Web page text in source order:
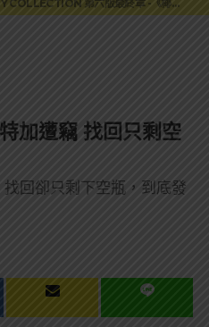
麥卡倫 THE HARMONY COLLECTION 第六版最終章 -《椰風煖韻》
角瓶攜手頂呱呱 全新套餐限時登場
加遭竊 找回只剩空
回卻只剩下空瓶，到底發